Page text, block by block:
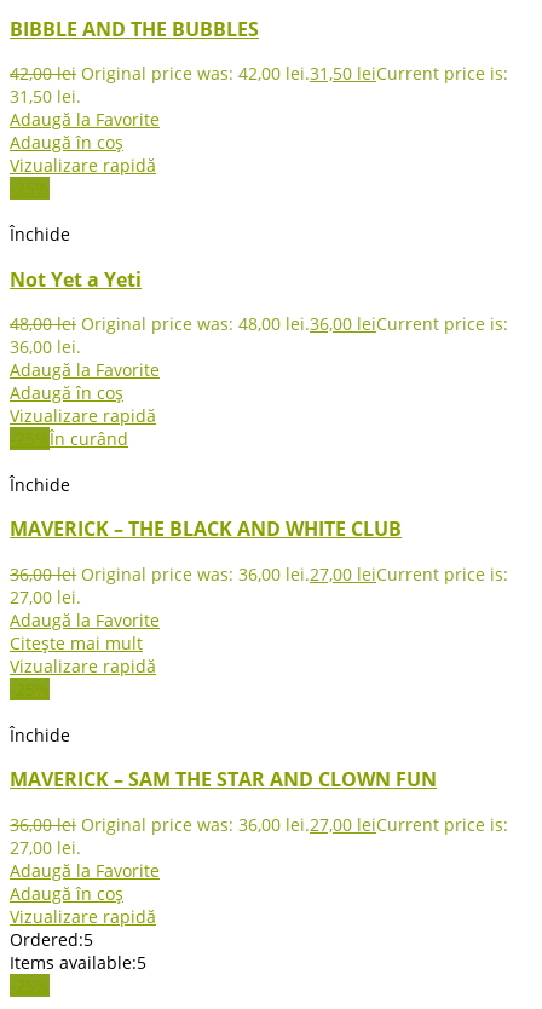
BIBBLE AND THE BUBBLES
42,00lei Original price was: 42,00 lei.31,50 leiCurrent price is:
31,50 lei.
Adaugă la Favorite
Adaugă în coș
Vizualizare rapidă
-25%
Închide
Not Yet a Yeti
48,00lei Original price was: 48,00 lei.36,00 leiCurrent price is:
36,00 lei.
Adaugă la Favorite
Adaugă în coș
Vizualizare rapidă
-25% În curând
Închide
MAVERICK – THE BLACK AND WHITE CLUB
36,00lei Original price was: 36,00 lei.27,00 leiCurrent price is:
27,00 lei.
Adaugă la Favorite
Citește mai mult
Vizualizare rapidă
-25%
Închide
MAVERICK – SAM THE STAR AND CLOWN FUN
36,00lei Original price was: 36,00 lei.27,00 leiCurrent price is:
27,00 lei.
Adaugă la Favorite
Adaugă în coș
Vizualizare rapidă
Ordered:5
Items available:5
-25%